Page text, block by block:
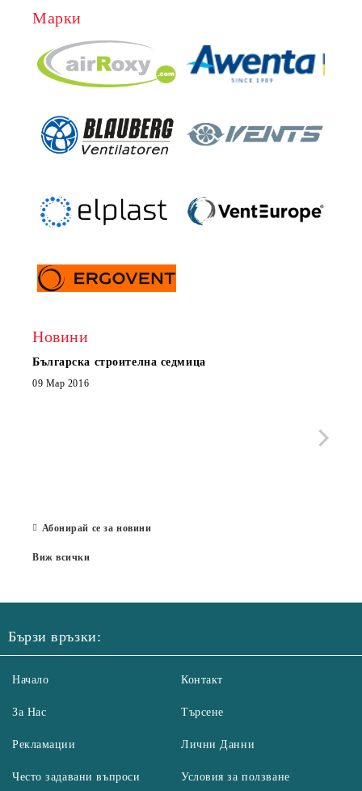
Марки
Новини
Българска строителна седмица
09 Мар 2016
Абонирай се за новини
Виж всички
Бързи връзки:
Начало
За Нас
Рекламации
Често задавани въпроси
Контакт
Търсене
Лични Данни
Условия за ползване